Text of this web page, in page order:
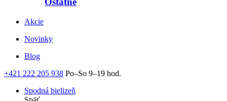
Akcie
Novinky
Blog
+421 222 205 938 Po–So 9–19 hod.
Spodná bielizeň